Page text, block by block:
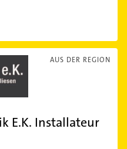
AUS DER REGION
E.K. Installateur